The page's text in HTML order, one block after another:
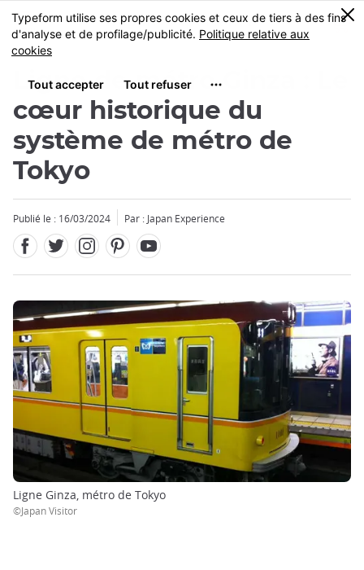
Skip
to
main
MENU
0
Ligne de métro Ginza : Le
cœur historique du
système de métro de
Tokyo
Publié le : 16/03/2024 Par : Japan Experience
Ligne Ginza, métro de Tokyo
©Japan Visitor
Fermer